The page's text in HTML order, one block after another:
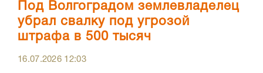
Под Волгоградом землевладелец
убрал свалку под угрозой
штрафа в 500 тысяч
16.07.2026 12:03